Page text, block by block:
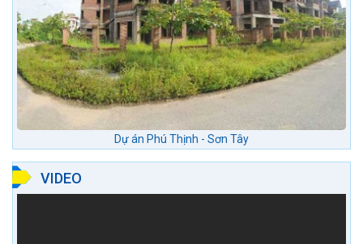
Dự án Phú Thịnh - Sơn Tây
VIDEO